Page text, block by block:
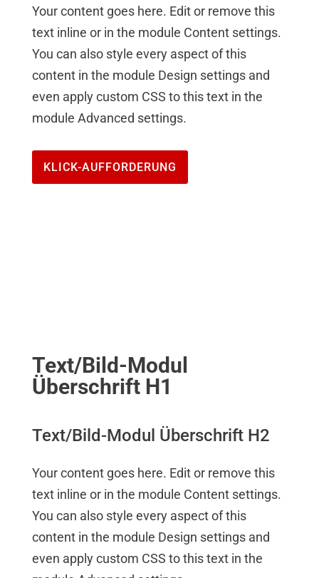
Your content goes here. Edit or remove this
text inline or in the module Content settings.
You can also style every aspect of this
content in the module Design settings and
even apply custom CSS to this text in the
module Advanced settings.
KLICK-AUFFORDERUNG
Text/Bild-Modul
Überschrift H1
Text/Bild-Modul Überschrift H2
Your content goes here. Edit or remove this
text inline or in the module Content settings.
You can also style every aspect of this
content in the module Design settings and
even apply custom CSS to this text in the